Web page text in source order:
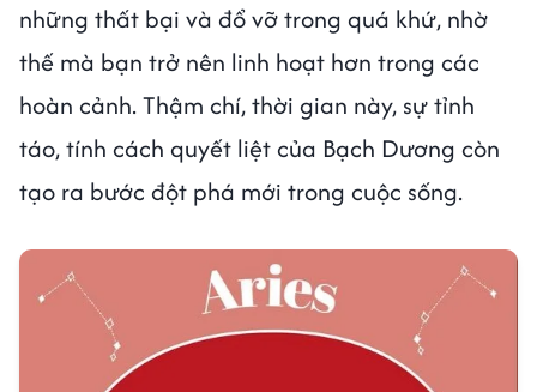
những thất bại và đổ vỡ trong quá khứ, nhờ
thế mà bạn trở nên linh hoạt hơn trong các
hoàn cảnh. Thậm chí, thời gian này, sự tỉnh
táo, tính cách quyết liệt của Bạch Dương còn
tạo ra bước đột phá mới trong cuộc sống.